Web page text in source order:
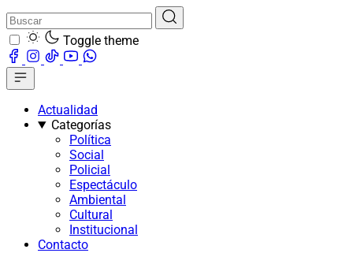
Toggle theme
Actualidad
Categorías
Política
Social
Policial
Espectáculo
Ambiental
Cultural
Institucional
Contacto